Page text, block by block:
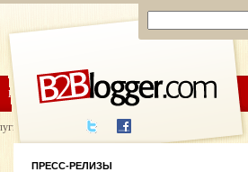
ЦЕНЫ ПОМОЩЬ
написания
ПРЕСС-РЕЛИЗЫ